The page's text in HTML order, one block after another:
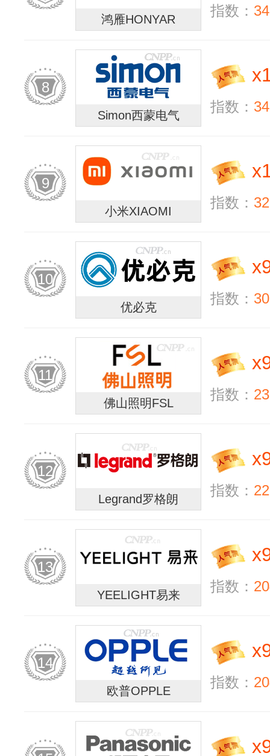
鸿雁HONYAR
指数：
8
Simon西蒙电气
x
指数：
9
小米XIAOMI
x
指数：
10
优必克
x
指数：
11
佛山照明FSL
x
指数：
12
Legrand罗格朗
x
指数：
13
YEELIGHT易来
x
指数：
14
欧普OPPLE
x
指数：
x